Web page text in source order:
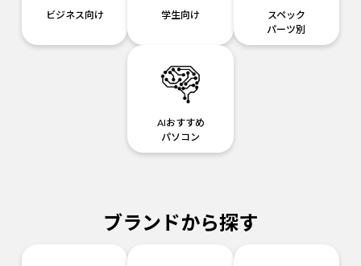
ビジネス向け 学生向け
スペック
パーツ別
AIおすすめ
パソコン
ブランドから探す